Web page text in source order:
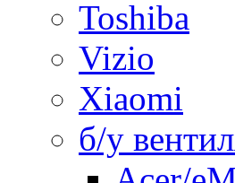
Toshiba
Vizio
Xiaomi
б/у